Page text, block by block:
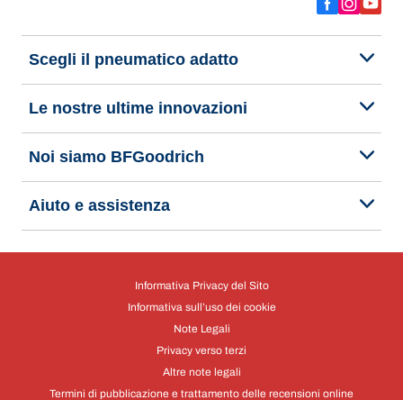
Scegli il pneumatico adatto
Le nostre ultime innovazioni
Noi siamo BFGoodrich
Aiuto e assistenza
Informativa Privacy del Sito
Informativa sull’uso dei cookie
Note Legali
Privacy verso terzi
Altre note legali
Termini di pubblicazione e trattamento delle recensioni online